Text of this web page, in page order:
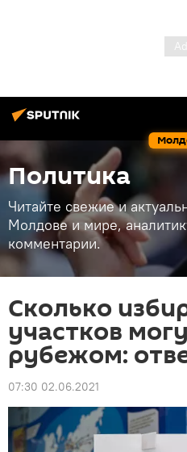
Политика
Читайте свежие и
Молдове и мире,
комментарии.
Сколько
участков
рубежом:
07:30 02.06.2021